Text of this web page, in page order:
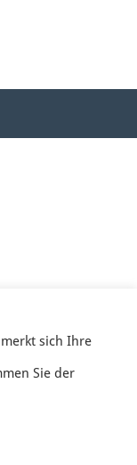
sich Ihre
Sie der